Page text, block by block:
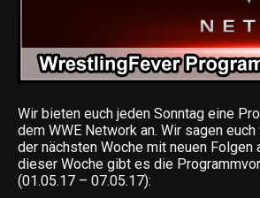
Wir bieten euch jeden Sonntag eine
dem WWE Network an. Wir sagen
der nächsten Woche mit neuen
dieser Woche gibt es die
(01.05.17 – 07.05.17):